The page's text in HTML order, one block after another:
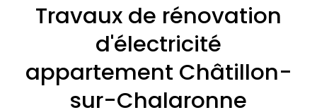
Travaux de rénovation
d'électricité
appartement Châtillon-
sur-Chalaronne